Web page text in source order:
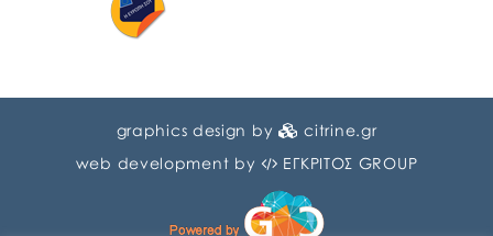
graphics design by
citrine.gr
web development by
ΕΓΚΡΙΤΟΣ GROUP